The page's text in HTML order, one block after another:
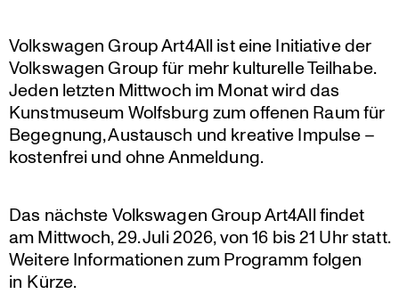
Volks­wagen Group Art4All ist eine Initia­tive der
Volks­wagen Group für mehr kultu­relle Teilhabe.
Jeden letzten Mittwoch im Monat wird das
Kunst­mu­seum Wolfsburg zum offenen Raum für
Begegnung, Austausch und kreative Impulse –
kosten­frei und ohne Anmeldung.
Das nächste Volks­wagen Group Art4All findet
am Mittwoch, 29. Juli 2026, von 16 bis 21 Uhr statt.
Weitere Infor­ma­tionen zum Programm folgen
in Kürze.